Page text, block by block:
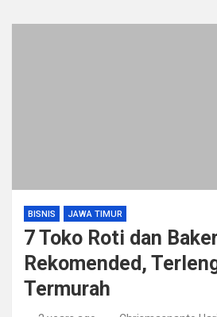
BISNIS JAWA TIMUR
7 Toko Roti dan
Rekomended,
Termurah